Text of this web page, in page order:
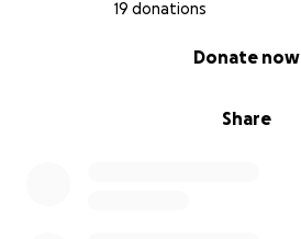
19 donations
Share
Donate now